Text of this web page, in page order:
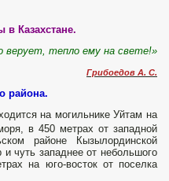
в Казахстане.
верует, тепло ему на свете!»
Грибоедов А. С.
района.
на могильнике Уйтам на
в 450 метрах от западной
районе Кызылординской
чуть западнее от небольшого
на юго-восток от поселка